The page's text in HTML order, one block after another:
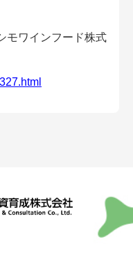
モワインフード株式